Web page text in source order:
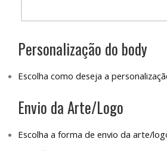
Personalização do body
Escolha como deseja a
Envio da Arte/Logo
Escolha a forma de envio da arte/